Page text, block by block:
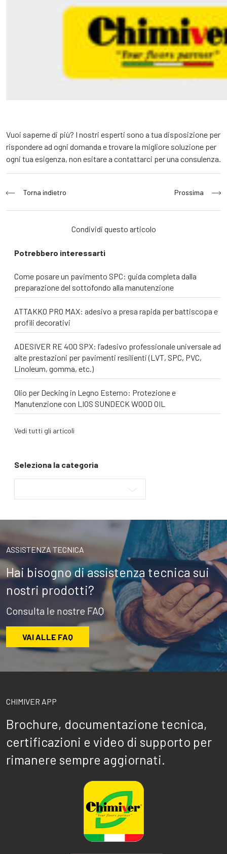
Vuoi saperne di più? I nostri esperti sono a tua disposizione per
rispondere ad ogni domanda e trovare la migliore soluzione per
ogni tua esigenza, non esitare a contattarci per una consulenza.
Navigazione
articoli
Torna indietro Prossima
Condividi questo articolo
Potrebbero interessarti
Come posare un pavimento SPC: guida completa dalla
preparazione del sottofondo alla manutenzione
ATTAKKO PRO MAX: adesivo a presa rapida per battiscopa e
profili decorativi
ADESIVER RE 400 SPX: l’adesivo professionale universale ad
alte prestazioni per pavimenti resilienti (LVT, SPC, PVC,
Linoleum, gomma, etc.)
Olio per Decking in Legno Esterno: Protezione e
Manutenzione con LIOS SUNDECK WOOD OIL
Vedi tutti gli articoli
Seleziona la categoria
ASSISTENZA TECNICA
Hai bisogno di assistenza tecnica sui
nostri prodotti?
Consulta le nostre FAQ
VAI ALLE FAQ
CHIMIVER APP
Brochure, documentazione tecnica,
certificazioni e video di supporto per
rimanere sempre aggiornati.